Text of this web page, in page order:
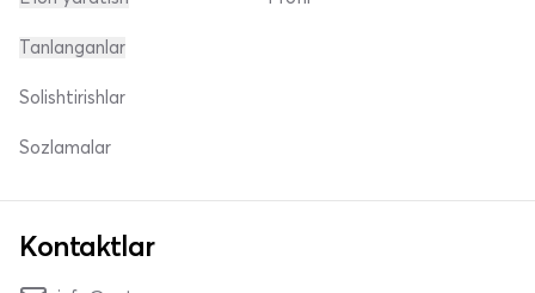
Tanlanganlar
Solishtirishlar
Sozlamalar
Kontaktlar